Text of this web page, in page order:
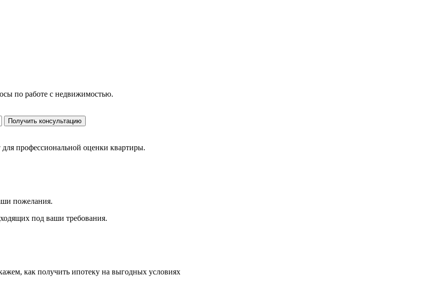
по работе с недвижимостью.
Получить консультацию
профессиональной оценки квартиры.
пожелания.
под ваши требования.
как получить ипотеку на выгодных условиях